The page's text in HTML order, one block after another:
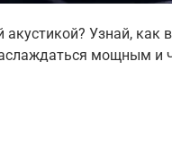
акустикой? Узнай, как
мощным и